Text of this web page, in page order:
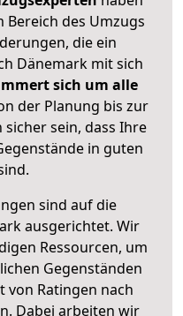
Bereich des Umzugs
die ein
Dänemark mit sich
sich um alle
der Planung bis zur
sein, dass Ihre
in guten
sind auf die
ausgerichtet. Wir
Ressourcen, um
Gegenständen
von Ratingen nach
Dabei arbeiten wir